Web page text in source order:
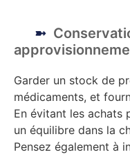
Garder un stock de
médicaments, et
En évitant les achats
un équilibre dans la
Pensez également à